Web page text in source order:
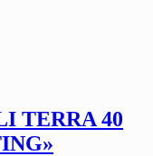
TERRA 40